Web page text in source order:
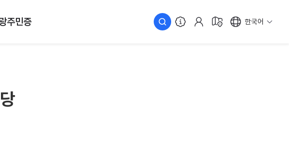
주민증 한국어